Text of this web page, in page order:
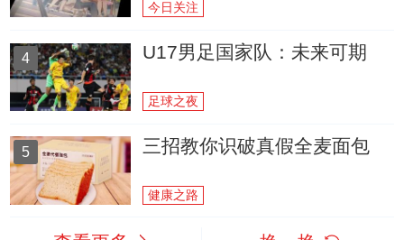
今日关注
4 U17男足国家队：未来可期
足球之夜
5 三招教你识破真假全麦面包
健康之路